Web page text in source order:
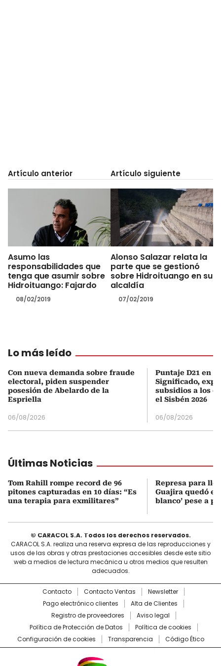
Artículo anterior
Asumo las
responsabilidades que
tenga que asumir sobre
Hidroituango: Fajardo
08/02/2019
Artículo siguiente
Alonso Salazar relata la
parte que se gestionó
sobre Hidroituango en su
alcaldía
07/02/2019
Lo más leído
Con nueva demanda sobre fraude
electoral, piden suspender
posesión de Abelardo de la
Espriella
06/08/2026
Puntaje D21 en
Significado,
subsidios a los
el Sisbén 2026
06/08/2026
Últimas Noticias
Tom Rahill rompe record de 96
pitones capturadas en 10 días: “Es
una terapia para exmilitares”
Represa para
Guajira quedó en
blanco’ pese a
© CARACOL S.A. Todos los derechos reservados.
CARACOL S.A. realiza una reserva expresa de las reproducciones y
usos de las obras y otras prestaciones accesibles desde este sitio
web a medios de lectura mecánica u otros medios que resulten
adecuados.
Contacto Contacto Ventas
Newsletter
Pago electrónico clientes
Alta de Clientes
Registro de proveedores
Aviso legal
Política de Protección de Datos
Política de cookies
Configuración de cookies
Transparencia Código Ético